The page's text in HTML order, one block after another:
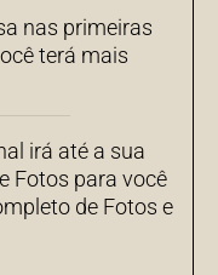
nas primeiras
terá mais
irá até a sua
Fotos para você
de Fotos e